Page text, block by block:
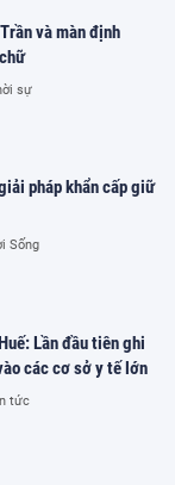
và màn định
sự
pháp khẩn cấp giữ
Sống
Lần đầu tiên ghi
các cơ sở y tế lớn
tức